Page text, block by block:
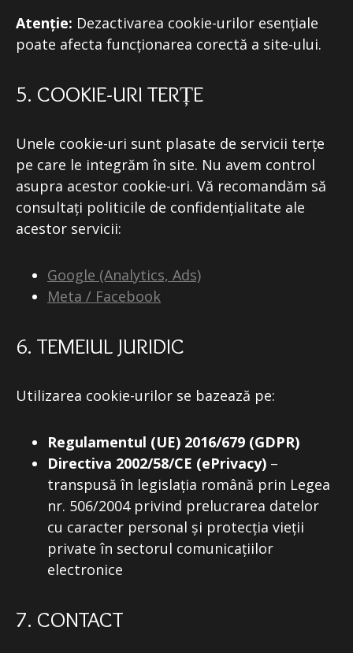
Atenție: Dezactivarea cookie-urilor esențiale
poate afecta funcționarea corectă a site-ului.
5. COOKIE-URI TERȚE
Unele cookie-uri sunt plasate de servicii terțe
pe care le integrăm în site. Nu avem control
asupra acestor cookie-uri. Vă recomandăm să
consultați politicile de confidențialitate ale
acestor servicii:
Google (Analytics, Ads)
Meta / Facebook
6. TEMEIUL JURIDIC
Utilizarea cookie-urilor se bazează pe:
Regulamentul (UE) 2016/679 (GDPR)
Directiva 2002/58/CE (ePrivacy) –
transpusă în legislația română prin Legea
nr. 506/2004 privind prelucrarea datelor
cu caracter personal și protecția vieții
private în sectorul comunicațiilor
electronice
7. CONTACT